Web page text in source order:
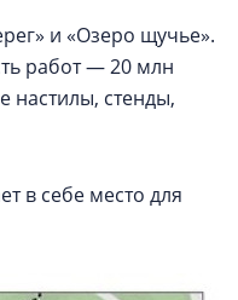
и «Озеро щучье».
работ — 20 млн
настилы, стенды,
в себе место для